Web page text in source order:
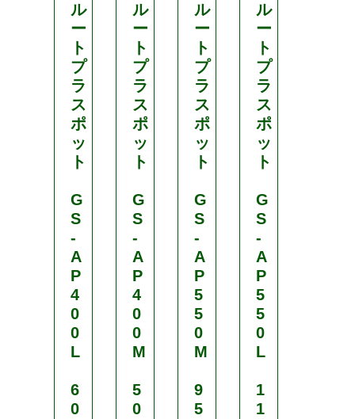
ル
ー
ト
プ
ラ
ス
ポ
ッ
ト
G
S
-
A
P
4
0
0
L
6
0
ル
ー
ト
プ
ラ
ス
ポ
ッ
ト
G
S
-
A
P
4
0
0
M
5
0
ル
ー
ト
プ
ラ
ス
ポ
ッ
ト
G
S
-
A
P
5
5
0
M
9
5
ル
ー
ト
プ
ラ
ス
ポ
ッ
ト
G
S
-
A
P
5
5
0
L
1
1